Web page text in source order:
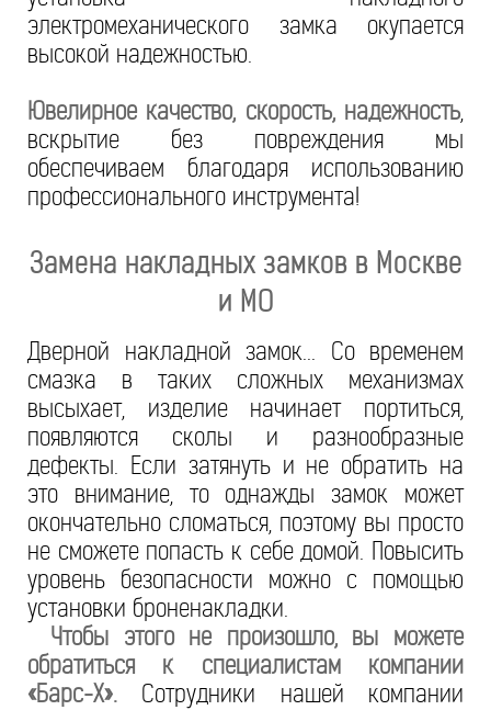
электромеханического замка окупается
высокой надежностью.
Ювелирное качество, скорость, надежность,
вскрытие без повреждения мы
обеспечиваем благодаря использованию
профессионального инструмента!
Замена накладных замков в Москве
и МО
Дверной накладной замок... Со временем
смазка в таких сложных механизмах
высыхает, изделие начинает портиться,
появляются сколы и разнообразные
дефекты. Если затянуть и не обратить на
это внимание, то однажды замок может
окончательно сломаться, поэтому вы просто
не сможете попасть к себе домой. Повысить
уровень безопасности можно с помощью
установки броненакладки.
Чтобы этого не произошло, вы можете
обратиться к специалистам компании
«Барс-Х». Сотрудники нашей компании